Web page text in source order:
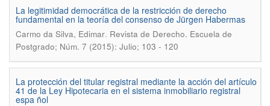
La legitimidad democrática de la restricción de derecho
fundamental en la teoría del consenso de Jürgen Habermas
Carmo da Silva, Edimar. Revista de Derecho. Escuela de
Postgrado; Núm. 7 (2015): Julio; 103 - 120
La protección del titular registral mediante la acción del artículo
41 de la Ley Hipotecaria en el sistema inmobiliario registral
espa ñol